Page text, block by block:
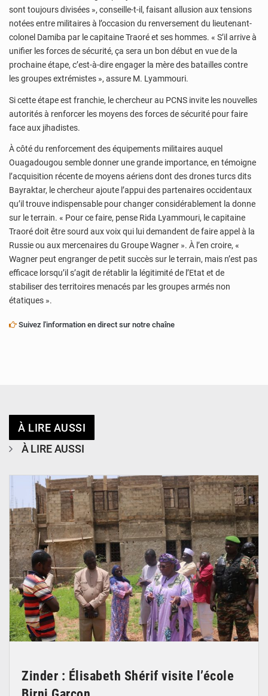
sont toujours divisées », conseille-t-il, faisant allusion aux tensions
notées entre militaires à l’occasion du renversement du lieutenant-
colonel Damiba par le capitaine Traoré et ses hommes. « S’il arrive à
unifier les forces de sécurité, ça sera un bon début en vue de la
prochaine étape, c’est-à-dire engager la mère des batailles contre
les groupes extrémistes », assure M. Lyammouri.
Si cette étape est franchie, le chercheur au PCNS invite les nouvelles
autorités à renforcer les moyens des forces de sécurité pour faire
face aux jihadistes.
À côté du renforcement des équipements militaires auquel
Ouagadougou semble donner une grande importance, en témoigne
l’acquisition récente de moyens aériens dont des drones turcs dits
Bayraktar, le chercheur ajoute l’appui des partenaires occidentaux
qu’il trouve indispensable pour changer considérablement la donne
sur le terrain. « Pour ce faire, pense Rida Lyammouri, le capitaine
Traoré doit être sourd aux voix qui lui demandent de faire appel à la
Russie ou aux mercenaires du Groupe Wagner ». À l’en croire, «
Wagner peut engranger de petit succès sur le terrain, mais n’est pas
efficace lorsqu’il s’agit de rétablir la légitimité de l’Etat et de
stabiliser des territoires menacés par les groupes armés non
étatiques ».
Suivez l'information en direct sur notre chaîne
À LIRE AUSSI
À LIRE AUSSI
Zinder : Élisabeth Shérif visite l’école